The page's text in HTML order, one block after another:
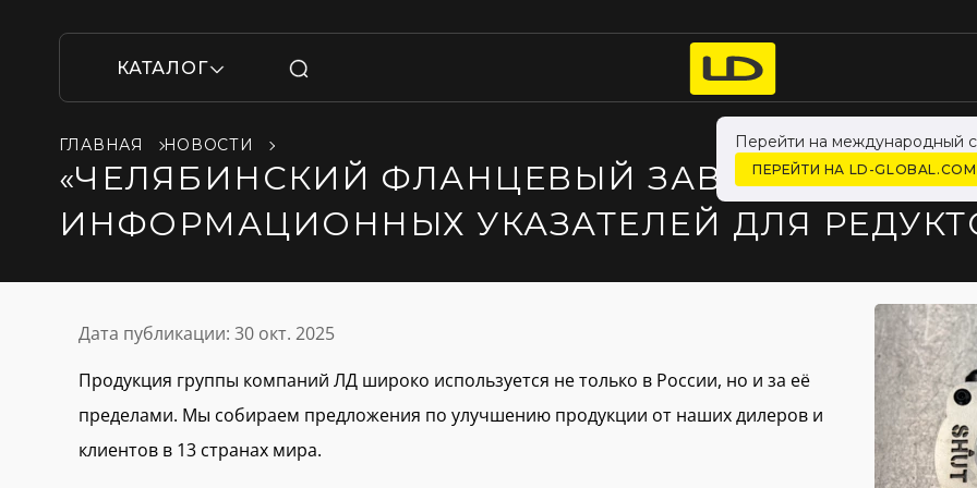
КАТАЛОГ
Перейти на международный
ПЕРЕЙТИ НА LD-GLOBAL.COM
ГЛАВНАЯ НОВОСТИ
«ЧЕЛЯБИНСКИЙ ФЛАНЦЕВЫЙ ЗАВОД»
ИНФОРМАЦИОННЫХ УКАЗАТЕЛЕЙ ДЛЯ
Дата публикации: 30 окт. 2025
Продукция группы компаний ЛД широко используется не только в России, но и за её
пределами. Мы собираем предложения по улучшению продукции от наших дилеров и
клиентов в 13 странах мира.